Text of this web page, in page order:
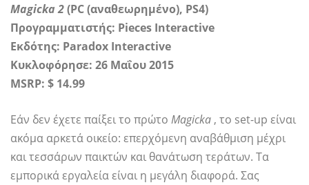
Magicka 2(PC (αναθεωρημένο), PS4)
Προγραμματιστής: Pieces Interactive
Εκδότης: Paradox Interactive
Κυκλοφόρησε: 26 Μαΐου 2015
MSRP: $ 14.99
Εάν δεν έχετε παίξει το πρώτο Magicka , το set-up είναι
ακόμα αρκετά οικείο: επερχόμενη αναβάθμιση μέχρι
και τεσσάρων παικτών και θανάτωση τεράτων. Τα
εμπορικά εργαλεία είναι η μεγάλη διαφορά. Σας